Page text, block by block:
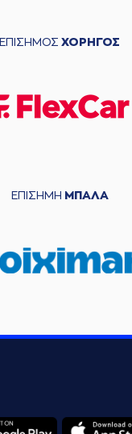
ΕΠΙΣΗΜΟΣ ΧΟΡΗΓΟΣ
ΕΠΙΣΗΜΗ ΜΠΑΛΑ